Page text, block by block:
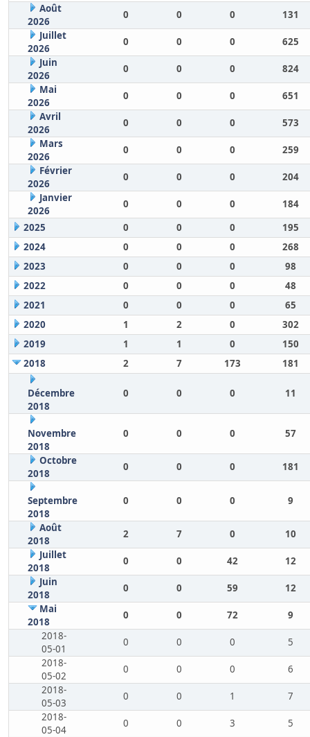
Août
2026
0 0 0
131
Juillet
2026
0 0 0
625
Juin
2026
0 0 0
824
Mai
2026
0 0 0
651
Avril
2026
0 0 0
573
Mars
2026
0 0 0
259
Février
2026
0 0 0
204
Janvier
2026
0 0 0
184
2025
0 0 0
195
2024
0 0 0
268
2023
0 0 0
98
2022
0 0 0
48
2021
0 0 0
65
2020
1 2 0
302
2019
1 1 0
150
2018
2 7 173 181
Décembre
2018
0 0 0 11
Novembre
2018
0 0 0 57
Octobre
2018
0 0 0 181
Septembre
2018
0 0 0 9
Août
2018
2 7 0
10
Juillet
2018
0 0 42
12
Juin
2018
0 0 59
12
Mai
2018
0 0 72
9
2018-
05-01
0 0 0
5
2018-
05-02
0 0 0
6
2018-
05-03
0 0 1
7
2018-
05-04
0 0 3
5